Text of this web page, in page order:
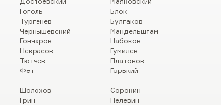
Гоголь
Тургенев
Чернышевский
Гончаров
Некрасов
Тютчев
Фет
Блок
Булгаков
Мандельштам
Набоков
Гумилев
Платонов
Горький
Шолохов
Грин
Сорокин
Пелевин